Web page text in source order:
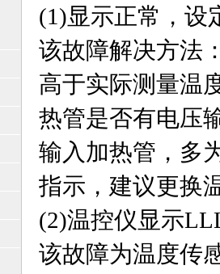
(1)显示正常，设
该故障解决方法
高于实际测量温
热管是否有电压
输入加热管，多
指示，建议更换
(2)温控仪显示
该故障为温度传